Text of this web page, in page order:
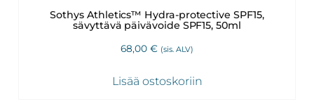
Sothys Athletics™ Hydra-protective SPF15,
sävyttävä päivävoide SPF15, 50ml
68,00 € (sis. ALV)
Lisää ostoskoriin